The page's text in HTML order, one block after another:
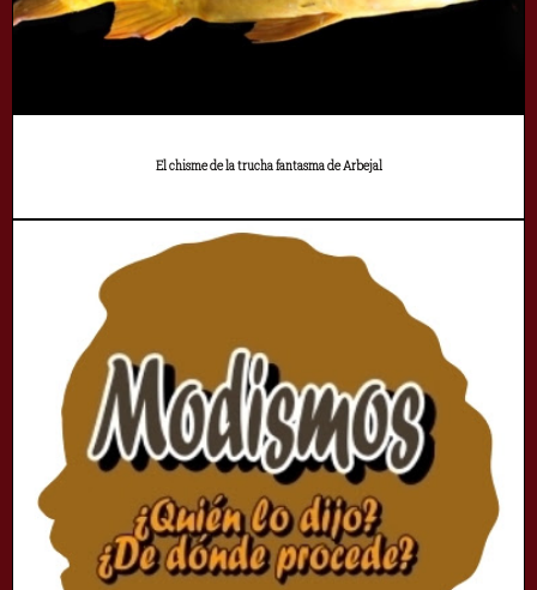
El chisme de la trucha fantasma de Arbejal